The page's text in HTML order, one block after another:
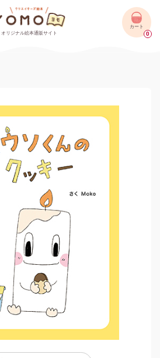
オリジナル絵本通販サイト
カート
0